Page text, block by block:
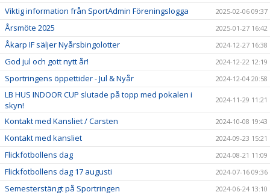
Viktig information från SportAdmin Föreningslogga 2025-02-06 09:37
Årsmöte 2025 2025-01-27 16:42
Åkarp IF säljer Nyårsbingolotter 2024-12-27 16:38
God jul och gott nytt år! 2024-12-22 12:19
Sportringens öppettider - Jul & Nyår 2024-12-04 20:58
LB HUS INDOOR CUP slutade på topp med pokalen i
skyn!
2024-11-29 11:21
Kontakt med Kansliet / Carsten 2024-10-08 19:43
Kontakt med kansliet 2024-09-23 15:21
Flickfotbollens dag 2024-08-21 11:09
Flickfotbollens dag 17 augusti 2024-07-16 09:36
Semesterstängt på Sportringen 2024-06-24 13:10